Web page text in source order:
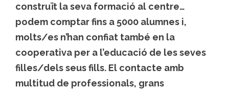
construït la seva formació al centre…
podem comptar fins a 5000 alumnes i,
molts/es n’han confiat també en la
cooperativa per a l’educació de les seves
filles/dels seus fills. El contacte amb
multitud de professionals, grans